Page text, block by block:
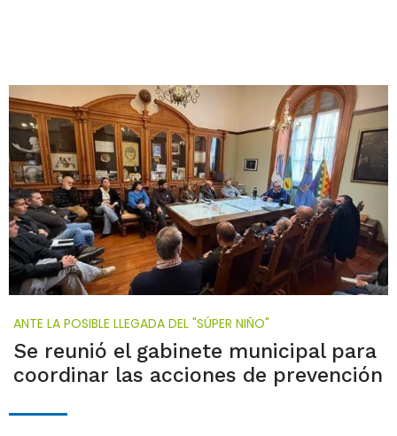
ANTE LA POSIBLE LLEGADA DEL "SÚPER NIÑO"
Se reunió el gabinete municipal para
coordinar las acciones de prevención